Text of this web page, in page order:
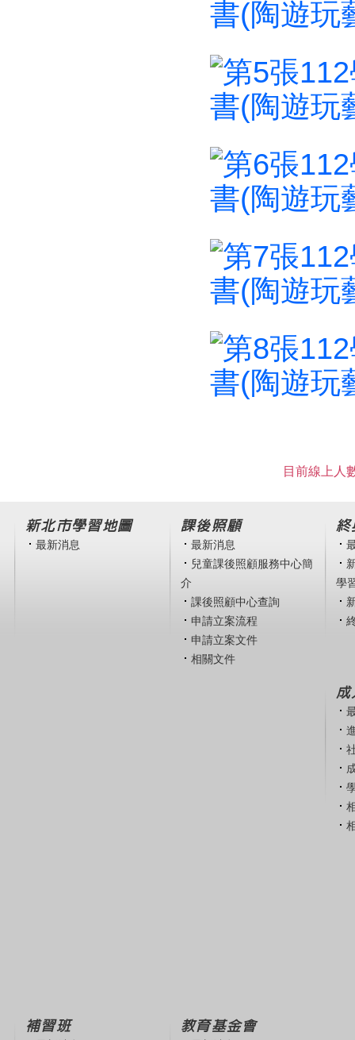
目前線上人
新北市學習地圖
最新消息
課後照顧
最新消息
兒童課後照顧服務中心簡
介
課後照顧中心查詢
申請立案流程
申請立案文件
相關文件
終
學
補習班 教育基金會